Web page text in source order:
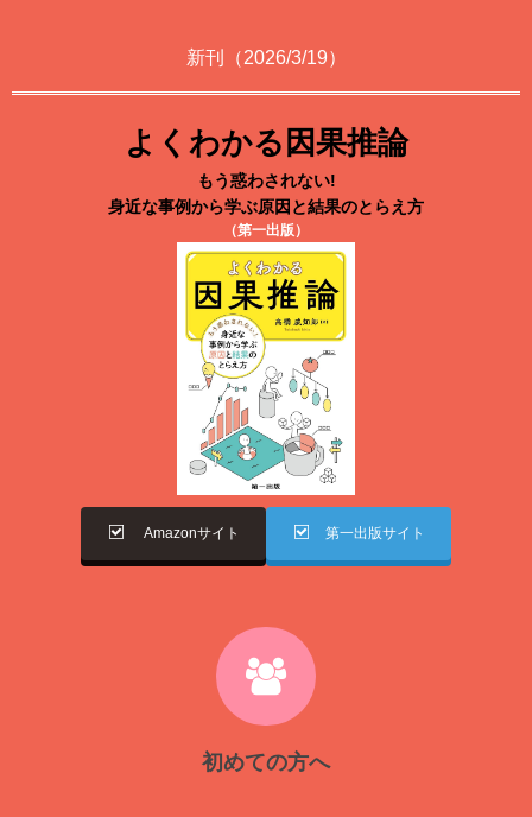
新刊（2026/3/19）
よくわかる因果推論
もう惑わされない!
身近な事例から学ぶ原因と結果のとらえ方
（第一出版）
Amazonサイト 第一出版サイト
初めての方へ